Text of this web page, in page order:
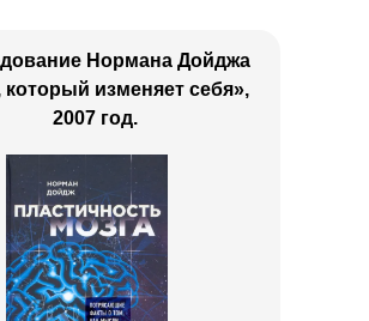
Нормана Дойджа
который изменяет себя»,
2007 год.